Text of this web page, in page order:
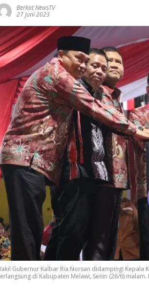
Berkat NewsTV
27 Juni 2023
Gubernur Kalbar Ria Norsan didampingi Kepala
di Kabupaten Melawi, Senin (26/6) malam.